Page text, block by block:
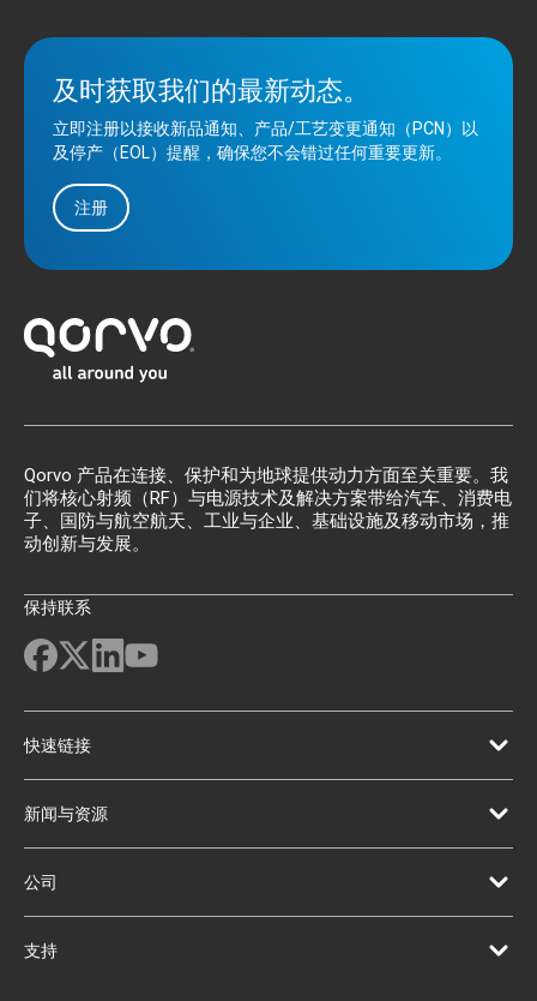
及时获取我们的最新动态。
立即注册以接收新品通知、产品/工艺变更通知（PCN）以
及停产（EOL）提醒，确保您不会错过任何重要更新。
注册
Qorvo 产品在连接、保护和为地球提供动力方面至关重要。我
们将核心射频（RF）与电源技术及解决方案带给汽车、消费电
子、国防与航空航天、工业与企业、基础设施及移动市场，推
动创新与发展。
保持联系
快速链接
新闻与资源
公司
支持